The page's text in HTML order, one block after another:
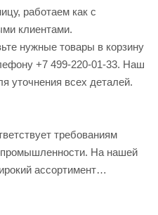
работаем как с
клиентами.
нужные товары в корзину
+7 499-220-01-33. Наш
уточнения всех деталей.
требованиям
На нашей
ассортимент